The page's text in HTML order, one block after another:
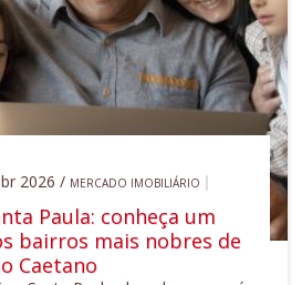
2026 / MERCADO IMOBILIÁRIO
Paula: conheça um
bairros mais nobres de
Caetano